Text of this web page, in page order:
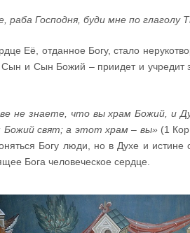
раба Господня, буди мне по глаголу
Её, отданное Богу, стало
и Сын Божий – приидет и учредит
не знаете, что вы храм Божий, и
Божий свят; а этот храм – вы» (1
Богу люди, но в Духе и
Бога человеческое сердце.